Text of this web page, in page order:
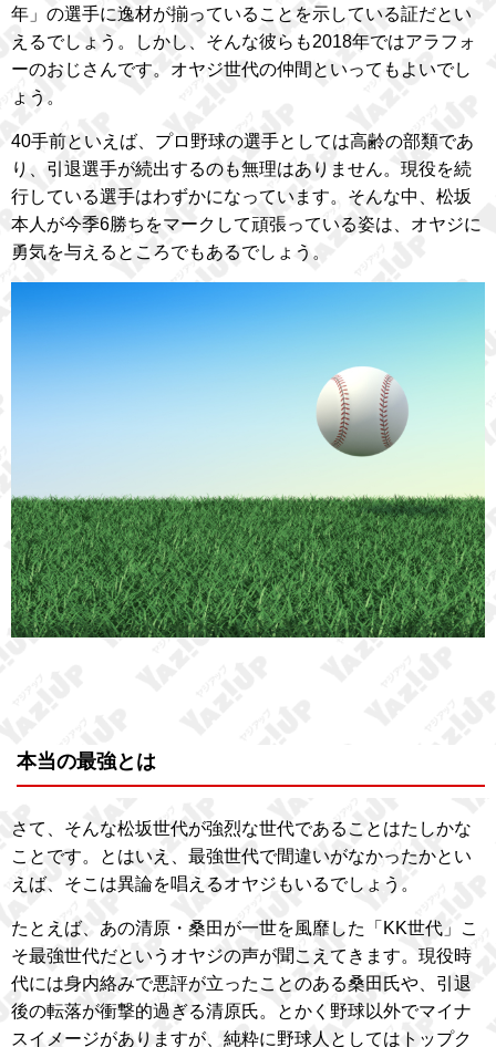
年」の選手に逸材が揃っていることを示している証だとい
えるでしょう。しかし、そんな彼らも2018年ではアラフォ
ーのおじさんです。オヤジ世代の仲間といってもよいでし
ょう。
40手前といえば、プロ野球の選手としては高齢の部類であ
り、引退選手が続出するのも無理はありません。現役を続
行している選手はわずかになっています。そんな中、松坂
本人が今季6勝ちをマークして頑張っている姿は、オヤジに
勇気を与えるところでもあるでしょう。
本当の最強とは
さて、そんな松坂世代が強烈な世代であることはたしかな
ことです。とはいえ、最強世代で間違いがなかったかとい
えば、そこは異論を唱えるオヤジもいるでしょう。
たとえば、あの清原・桑田が一世を風靡した「KK世代」こ
そ最強世代だというオヤジの声が聞こえてきます。現役時
代には身内絡みで悪評が立ったことのある桑田氏や、引退
後の転落が衝撃的過ぎる清原氏。とかく野球以外でマイナ
スイメージがありますが、純粋に野球人としてはトップク